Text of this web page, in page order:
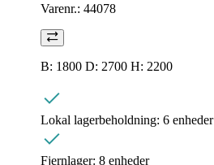
Varenr.: 44078
B: 1800 D: 2700 H: 2200
Lokal lagerbeholdning: 6 enheder
Fjernlager: 8 enheder